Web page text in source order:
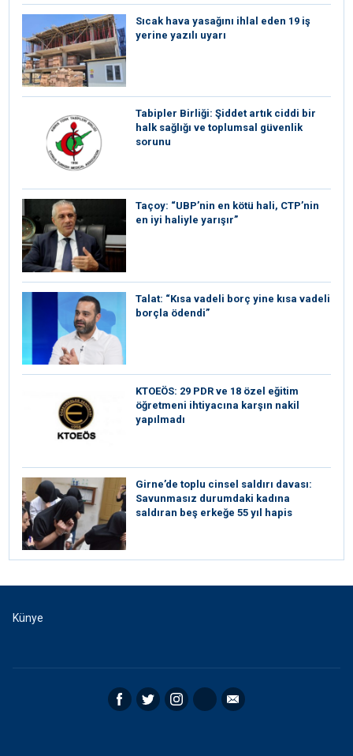
Sıcak hava yasağını ihlal eden 19 iş
yerine yazılı uyarı
Tabipler Birliği: Şiddet artık ciddi bir
halk sağlığı ve toplumsal güvenlik
sorunu
Taçoy: “UBP’nin en kötü hali, CTP’nin
en iyi haliyle yarışır”
Talat: “Kısa vadeli borç yine kısa vadeli
borçla ödendi”
KTOEÖS: 29 PDR ve 18 özel eğitim
öğretmeni ihtiyacına karşın nakil
yapılmadı
Girne’de toplu cinsel saldırı davası:
Savunmasız durumdaki kadına
saldıran beş erkeğe 55 yıl hapis
Künye
Facebook Twitter Instagram RSS